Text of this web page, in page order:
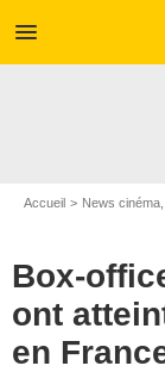
menu
Accueil News
Box-
ont
en